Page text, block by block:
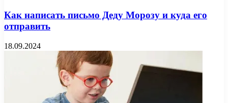
Как написать письмо Деду Морозу и куда его
отправить
18.09.2024